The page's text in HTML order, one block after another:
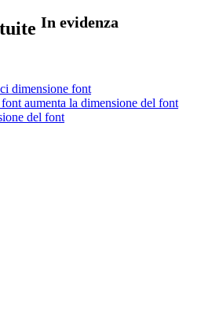
In evidenza
dimensione font
aumenta la dimensione del font